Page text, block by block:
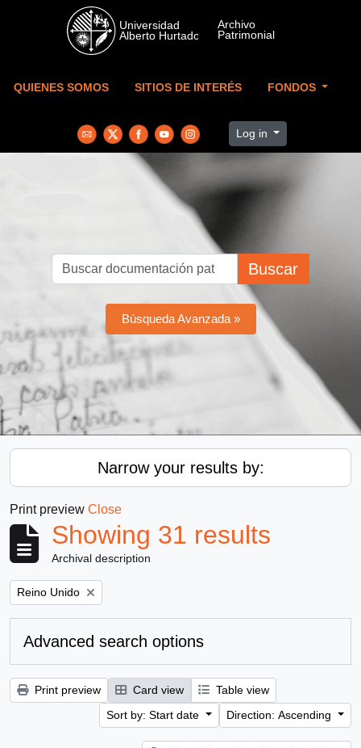
Skip to main content
QUIENES SOMOS SITIOS DE INTERÉS FONDOS
Log in
Buscar
Búsqueda Avanzada »
Narrow your results by:
Print preview Close
Showing 31 results
Archival description
Remove filter:
Reino Unido
Advanced search options
Print preview Card view
Table view
Sort by: Start date
Direction: Ascending